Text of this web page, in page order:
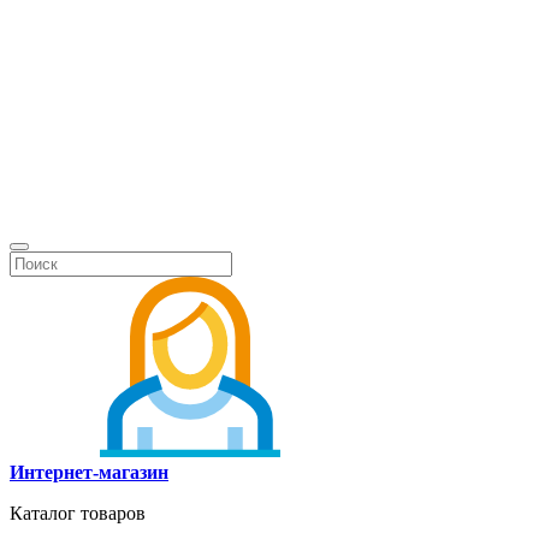
Интернет-магазин
Каталог товаров